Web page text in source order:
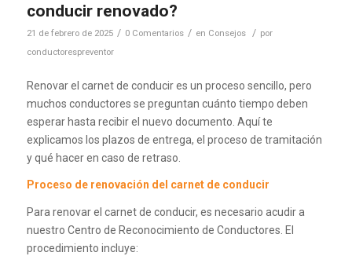
conducir renovado?
21 de febrero de 2025 / 0 Comentarios / en Consejos / por
conductorespreventor
Renovar el carnet de conducir es un proceso sencillo, pero
muchos conductores se preguntan cuánto tiempo deben
esperar hasta recibir el nuevo documento. Aquí te
explicamos los plazos de entrega, el proceso de tramitación
y qué hacer en caso de retraso.
Proceso de renovación del carnet de conducir
Para renovar el carnet de conducir, es necesario acudir a
nuestro Centro de Reconocimiento de Conductores. El
procedimiento incluye: